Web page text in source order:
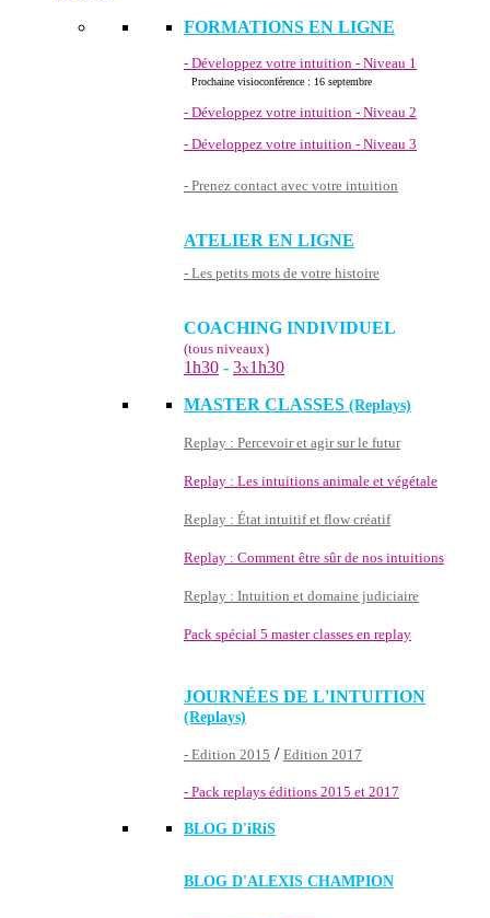
FORMATIONS EN LIGNE
- Développez votre intuition - Niveau 1
Prochaine visioconférence : 16 septembre
- Développez votre intuition - Niveau 2
- Développez votre intuition - Niveau 3
- Prenez contact avec votre intuition
ATELIER EN LIGNE
- Les petits mots de votre histoire
COACHING INDIVIDUEL
(tous niveaux)
1h30 - 3x1h30
MASTER CLASSES (Replays)
Replay : Percevoir et agir sur le futur
Replay : Les intuitions animale et végétale
Replay : État intuitif et flow créatif
Replay : Comment être sûr de nos intuitions
Replay : Intuition et domaine judiciaire
Pack spécial 5 master classes en replay
JOURNÉES DE L'INTUITION
(Replays)
- Edition 2015 / Edition 2017
- Pack replays éditions 2015 et 2017
BLOG D'iRiS
BLOG D'ALEXIS CHAMPION